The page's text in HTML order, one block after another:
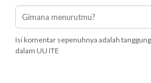
Isi komentar sepenuhnya adalah
dalam UU ITE